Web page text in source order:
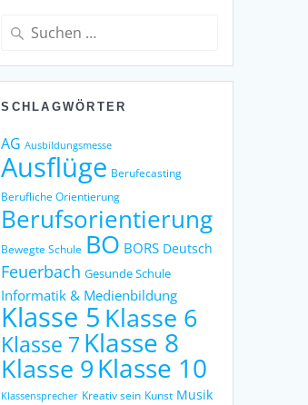
Suche
SCHLAGWÖRTER
AG Ausbildungsmesse
Ausflüge Berufecasting
Berufliche Orientierung
Berufsorientierung
Bewegte Schule BO BORS Deutsch
Feuerbach Gesunde Schule
Informatik & Medienbildung
Klasse 5 Klasse 6
Klasse 7 Klasse 8
Klasse 9Klasse 10
Klassensprecher Kreativ sein Kunst Musik